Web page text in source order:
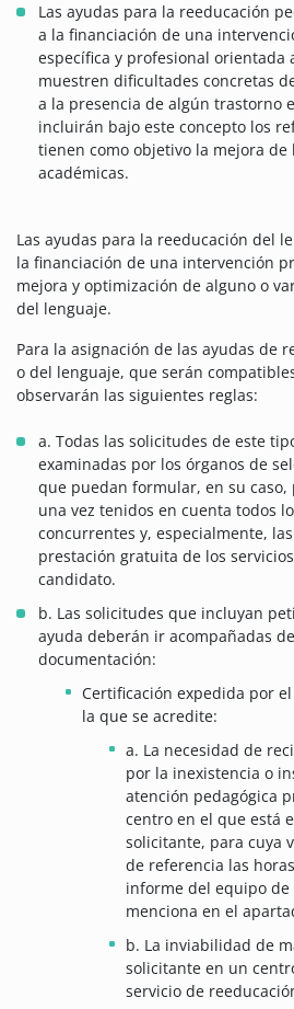
Las ayudas para la reeducación
a la financiación de una
específica y profesional orientada
muestren dificultades concretas
a la presencia de algún trastorno
incluirán bajo este concepto los
tienen como objetivo la mejora de
académicas.
Las ayudas para la reeducación del
la financiación de una intervención
mejora y optimización de alguno o
del lenguaje.
Para la asignación de las ayudas de
o del lenguaje, que serán
observarán las siguientes reglas:
a. Todas las solicitudes de este
examinadas por los órganos de
que puedan formular, en su caso,
una vez tenidos en cuenta todos
concurrentes y, especialmente,
prestación gratuita de los
candidato.
b. Las solicitudes que incluyan
ayuda deberán ir acompañadas
documentación:
Certificación expedida por
la que se acredite:
a. La necesidad de
por la inexistencia o
atención pedagógica
centro en el que está
solicitante, para cuya
de referencia las
informe del equipo
menciona en el
b. La inviabilidad de
solicitante en un
servicio de